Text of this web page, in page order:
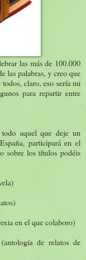
las más de 100.000
las palabras, y creo que
claro, eso sería mi
para repartir entre
aquel que deje un
participará en el
sobre los títulos podéis
en el que colaboro)
de relatos de